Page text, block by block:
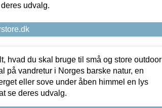
udvalg.
hvad du skal bruge til små og store outdoor
på vandretur i Norges barske natur, en
eller sove under åben himmel en lys
se deres udvalg.